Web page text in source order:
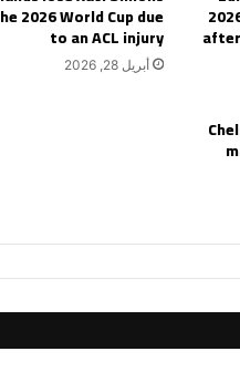
2026 World Cup due
to an ACL injury
أبريل 28, 2026